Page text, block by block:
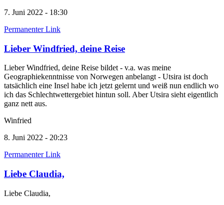
7. Juni 2022 - 18:30
Permanenter Link
Lieber Windfried, deine Reise
Lieber Windfried, deine Reise bildet - v.a. was meine
Geographiekenntnisse von Norwegen anbelangt - Utsira ist doch
tatsächlich eine Insel habe ich jetzt gelernt und weiß nun endlich wo
ich das Schlechtwettergebiet hintun soll. Aber Utsira sieht eigentlich
ganz nett aus.
Winfried
8. Juni 2022 - 20:23
Permanenter Link
Liebe Claudia,
Liebe Claudia,